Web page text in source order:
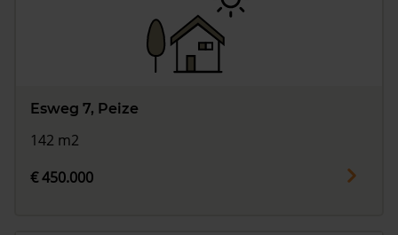
Esweg 7, Peize
142 m2
€ 450.000